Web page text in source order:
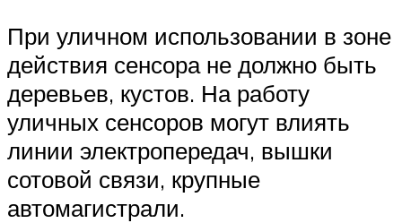
При уличном использовании в зоне
действия сенсора не должно быть
деревьев, кустов. На работу
уличных сенсоров могут влиять
линии электропередач, вышки
сотовой связи, крупные
автомагистрали.